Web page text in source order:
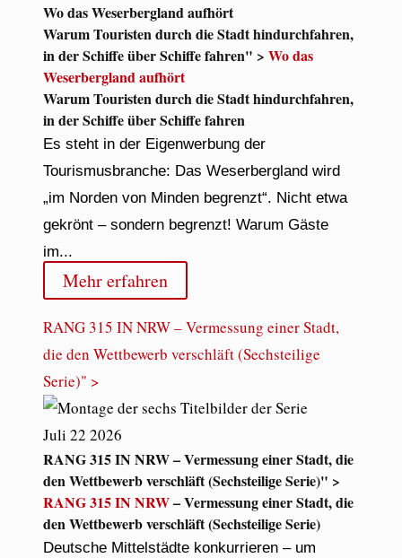
Wo das Weserbergland aufhört
Warum Touristen durch die Stadt hindurchfahren,
in der Schiffe über Schiffe fahren" > Wo das
Weserbergland aufhört
Warum Touristen durch die Stadt hindurchfahren,
in der Schiffe über Schiffe fahren
Es steht in der Eigenwerbung der
Tourismusbranche: Das Weserbergland wird
„im Norden von Minden begrenzt“. Nicht etwa
gekrönt – sondern begrenzt! Warum Gäste
im...
Mehr erfahren
RANG 315 IN NRW – Vermessung einer Stadt,
die den Wettbewerb verschläft (Sechsteilige
Serie)" >
Juli 22 2026
RANG 315 IN NRW – Vermessung einer Stadt, die
den Wettbewerb verschläft (Sechsteilige Serie)" >
RANG 315 IN NRW– Vermessung einer Stadt, die
den Wettbewerb verschläft (Sechsteilige Serie)
Deutsche Mittelstädte konkurrieren – um